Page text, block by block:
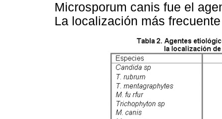
Microsporum canis fue el
La localización más